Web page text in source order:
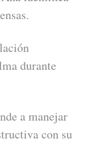
durante
a manejar
con su